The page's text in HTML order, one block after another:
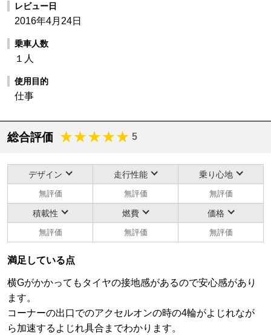
レビュー日
2016年4月24日
乗車人数
１人
使用目的
仕事
総合評価 5
デザイン 走行性能 乗り心地
無評価 無評価 無評価
積載性 燃費 価格
無評価 無評価 無評価
満足している点
横Gがかかってもタイヤの接地感があるので安心感があり
ます。
コーナーの出口でのアクセルオンの時の4輪がよじれなが
ら加速するよじれ具合までわかります。